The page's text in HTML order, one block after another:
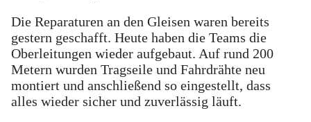
Die Reparaturen an den Gleisen waren bereits
gestern geschafft. Heute haben die Teams die
Oberleitungen wieder aufgebaut. Auf rund 200
Metern wurden Tragseile und Fahrdrähte neu
montiert und anschließend so eingestellt, dass
alles wieder sicher und zuverlässig läuft.